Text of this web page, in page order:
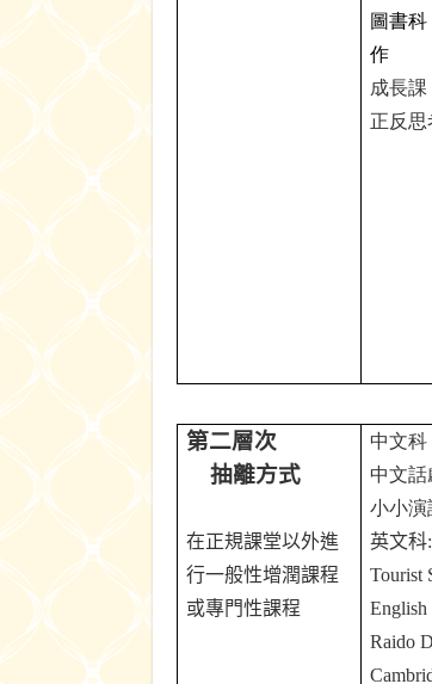
圖書
作
成長課
正反
第二層次
抽離方式
在正規課堂以外進
行一般性增潤課程
或專門性課程
中文科
中文話
小小演
英文科:
Tourist
English
Raido